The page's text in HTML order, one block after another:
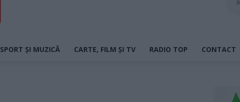
SPORT ȘI MUZICĂ CARTE, FILM ȘI TV RADIO TOP CONTACT